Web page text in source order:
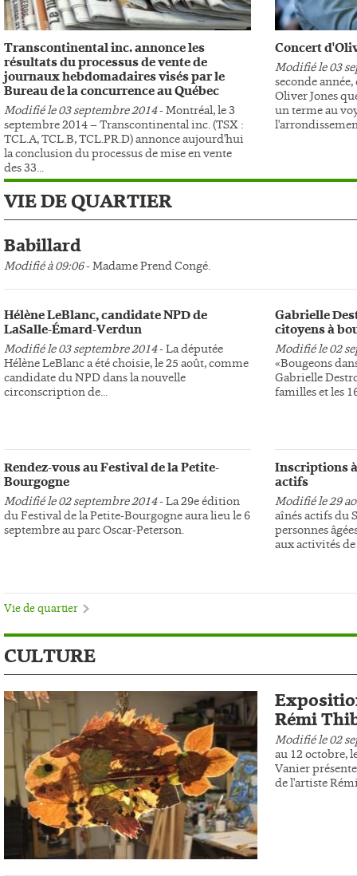
Transcontinental inc. annonce les
résultats du processus de vente de
journaux hebdomadaires visés par le
Bureau de la concurrence au Québec
Modifié le 03 septembre 2014- Montréal, le 3
septembre 2014 – Transcontinental inc. (TSX :
TCL.A, TCL.B, TCL.PR.D) annonce aujourd'hui
la conclusion du processus de mise en vente
des 33...
Concert
Modifié le 03
seconde
Oliver Jones
un terme au
VIE DE QUARTIER
Babillard
Modifié à 09:06- Madame Prend Congé.
Hélène LeBlanc, candidate NPD de
LaSalle-Émard-Verdun
Modifié le 03 septembre 2014- La députée
Hélène LeBlanc a été choisie, le 25 août, comme
candidate du NPD dans la nouvelle
circonscription de...
Rendez-vous au Festival de la Petite-
Bourgogne
Modifié le 02 septembre 2014- La 29e édition
du Festival de la Petite-Bourgogne aura lieu le 6
septembre au parc Oscar-Peterson.
Gabrielle
citoyens à
Modifié le 02
«Bougeons
Gabrielle
familles et les
Inscriptions
actifs
Modifié le 29
aînés actifs du
personnes
aux activités de
Vie de quartier
CULTURE
Rémi
Modifié le 02
au 12 octobre,
Vanier
de l'artiste